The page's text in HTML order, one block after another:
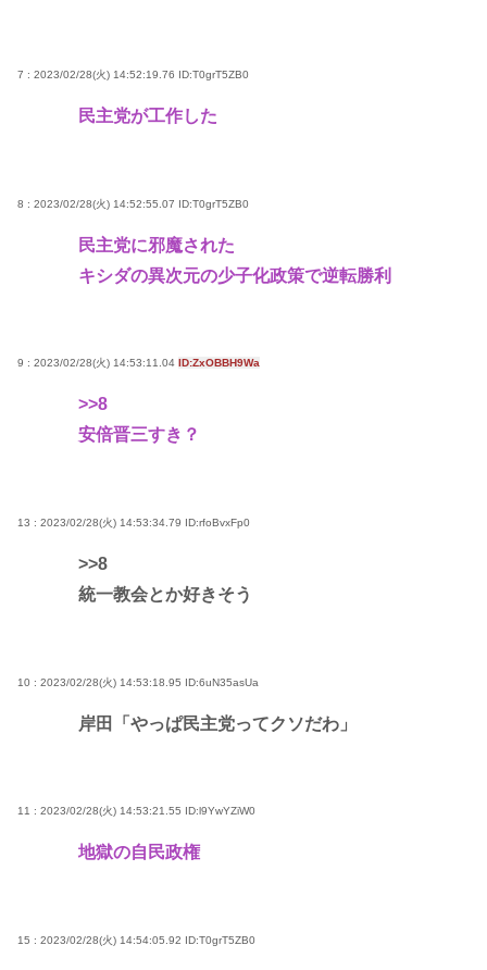
7 : 2023/02/28(火) 14:52:19.76 ID:T0grT5ZB0
民主党が工作した
8 : 2023/02/28(火) 14:52:55.07 ID:T0grT5ZB0
民主党に邪魔された
キシダの異次元の少子化政策で逆転勝利
9 : 2023/02/28(火) 14:53:11.04 ID:ZxOBBH9Wa
>>8
安倍晋三すき？
13 : 2023/02/28(火) 14:53:34.79 ID:rfoBvxFp0
>>8
統一教会とか好きそう
10 : 2023/02/28(火) 14:53:18.95 ID:6uN35asUa
岸田「やっぱ民主党ってクソだわ」
11 : 2023/02/28(火) 14:53:21.55 ID:l9YwYZiW0
地獄の自民政権
15 : 2023/02/28(火) 14:54:05.92 ID:T0grT5ZB0